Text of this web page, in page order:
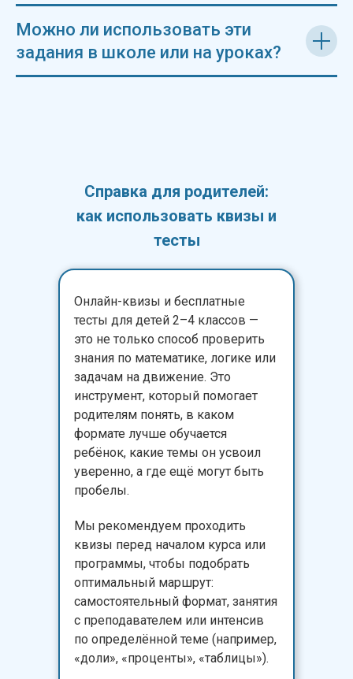
Можно ли использовать эти
задания в школе или на уроках?
Справка для родителей:
как использовать квизы и
тесты
Онлайн-квизы и бесплатные
тесты для детей 2–4 классов —
это не только способ проверить
знания по математике, логике или
задачам на движение. Это
инструмент, который помогает
родителям понять, в каком
формате лучше обучается
ребёнок, какие темы он усвоил
уверенно, а где ещё могут быть
пробелы.
Мы рекомендуем проходить
квизы перед началом курса или
программы, чтобы подобрать
оптимальный маршрут:
самостоятельный формат, занятия
с преподавателем или интенсив
по определённой теме (например,
«доли», «проценты», «таблицы»).